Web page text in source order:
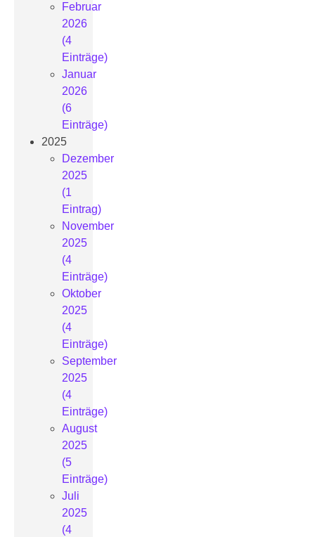
Februar
2026
(4
Einträge)
Januar
2026
(6
Einträge)
2025
Dezember
2025
(1
Eintrag)
November
2025
(4
Einträge)
Oktober
2025
(4
Einträge)
September
2025
(4
Einträge)
August
2025
(5
Einträge)
Juli
2025
(4